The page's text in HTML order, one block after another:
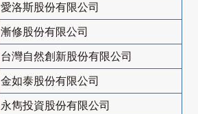
愛洛斯股份有限公司
漸修股份有限公司
台灣自然創新股份有限公司
金如泰股份有限公司
永雋投資股份有限公司